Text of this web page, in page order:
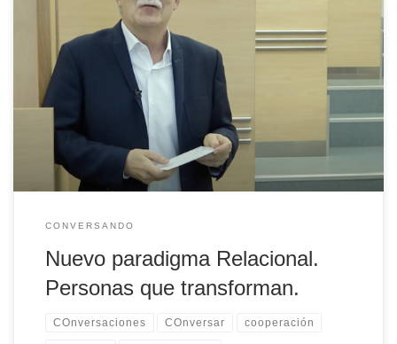
José Luis Larrea, Presidente del Consejo Asesor de Deusto Social
Lab, nos hace reflexionar sobre el nuevo paradigma relacional en
el que estamos inmersos y cómo las personas y un acercamiento
entre universidades y empresas es clave para hacer frente a los
retos del futuro.
CONVERSANDO
Nuevo paradigma Relacional.
Personas que transforman.
COnversaciones COnversar cooperación